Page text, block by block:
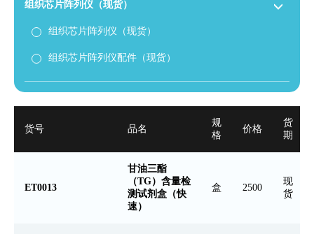
组织芯片阵列仪（现货）
组织芯片阵列仪（现货）
组织芯片阵列仪配件（现货）
货号 品名
规
格
价格
货
期
ET0013
甘油三酯
（TG）含量检
测试剂盒（快
速）
盒 2500
现
货